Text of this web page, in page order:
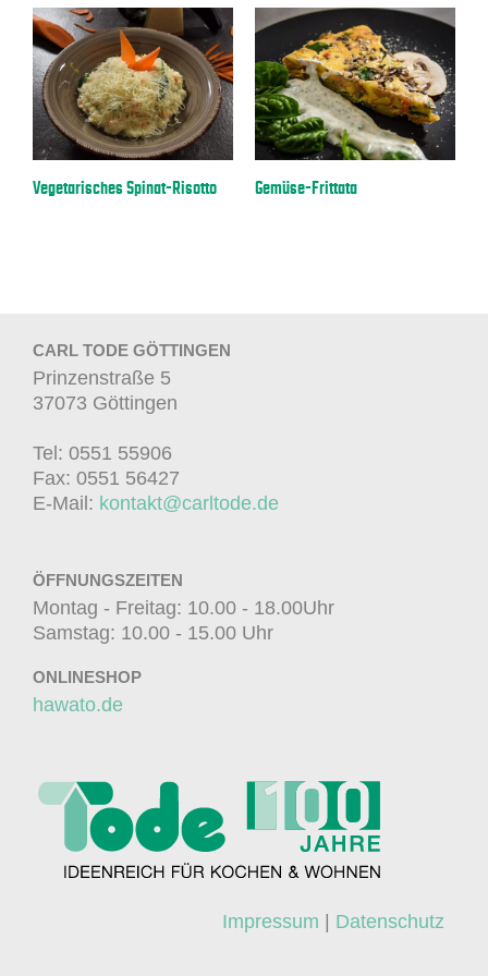
Vegetarisches Spinat-Risotto Gemüse-Frittata
CARL TODE GÖTTINGEN
Prinzenstraße 5
37073 Göttingen
Tel: 0551 55906
Fax: 0551 56427
E-Mail: kontakt@carltode.de
ÖFFNUNGSZEITEN
Montag - Freitag: 10.00 - 18.00Uhr
Samstag: 10.00 - 15.00 Uhr
ONLINESHOP
hawato.de
Impressum | Datenschutz